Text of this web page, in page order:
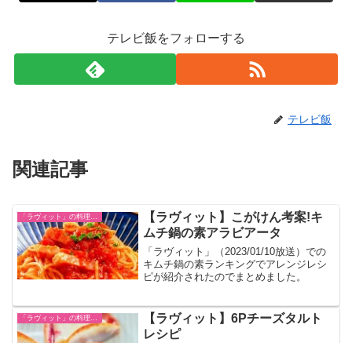
テレビ飯をフォローする
テレビ飯
関連記事
【ラヴィット】こがけん考案!キ
ムチ鍋の素アラビアータ
「ラヴィット」（2023/01/10放送）での
キムチ鍋の素ランキングでアレンジレシ
ピが紹介されたのでまとめました。
「ラヴィット」の料理レシピ一覧
【ラヴィット】6Pチーズタルト
レシピ